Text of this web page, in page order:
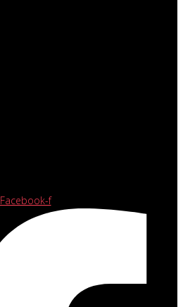
Facebook-f